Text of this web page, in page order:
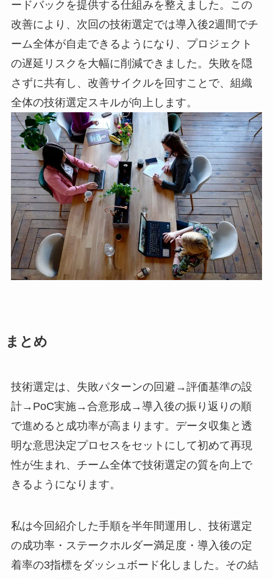
ードバックを提供する仕組みを整えました。この
改善により、次回の技術選定では導入後2週間でチ
ーム全体が自走できるようになり、プロジェクト
の遅延リスクを大幅に削減できました。失敗を隠
さずに共有し、改善サイクルを回すことで、組織
全体の技術選定スキルが向上します。
まとめ
技術選定は、失敗パターンの回避→評価基準の設
計→PoC実施→合意形成→導入後の振り返りの順
で進めると成功率が高まります。データ収集と透
明な意思決定プロセスをセットにして初めて再現
性が生まれ、チーム全体で技術選定の質を向上で
きるようになります。
私は今回紹介した手順を半年間運用し、技術選定
の成功率・ステークホルダー満足度・導入後の定
着率の3指標をダッシュボード化しました。その結